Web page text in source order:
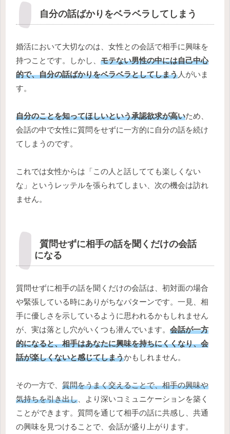
自分の話ばかりをベラベラしてしまう
婚活において大切なのは、女性との会話で相手に興味を
持つことです。しかし、 モテない男性の中には自己中心
的で、自分の話ばかりをベラベラとしてしまう人がいま
す。
自分のことを知ってほしいという承認欲求が高いため、
会話の中で女性に質問をせずに一方的に自分の話を続け
てしまうのです。
これでは女性からは「この人と話してても楽しくない
な」というレッテルを張られてしまい、次の機会は訪れ
ません。
質問せずに相手の話を聞くだけの会話
になる
質問せずに相手の話を聞くだけの会話は、初対面の場合
や緊張している時にありがちなパターンです。一見、相
手に優しさを示しているように思われるかもしれません
が、実は落とし穴がいくつも潜んでいます。 会話が一方
的になると、相手はあなたに興味を持ちにくくなり、会
話が楽しくないと感じてしまうかもしれません。
その一方で、 質問をうまく交えることで、相手の興味や
気持ちを引き出し 、より深いコミュニケーションを築く
ことができます。質問を通じて相手の話に共感し、共通
の興味を見つけることで、会話が盛り上がります。